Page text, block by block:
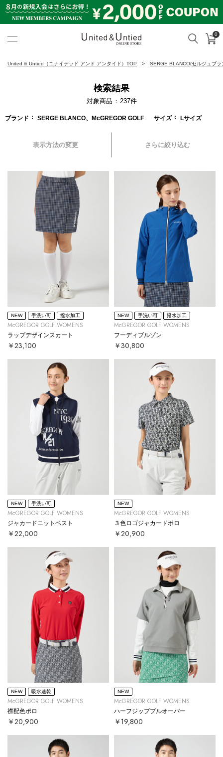
検索 カ
0
United & Untied（ユナイテッド アンド アンタイド）TOP SERGE BLANCO(セルジュブ
検索結果
対象商品 237件
ブランド SERGE BLANCO、McGREGOR GOLF サイズ Lサイズ
表示方法の変更 さらに絞り込む
NEW 手洗い可 撥水加工
McGREGOR GOLF WOMENS
ラップデザインスカート
￥23,100
NEW 手洗い可 撥水加工
McGREGOR GOLF WOMENS
フーディブルゾン
￥30,800
NEW 手洗い可
McGREGOR GOLF WOMENS
ジャカードニットベスト
￥22,000
NEW
McGREGOR GOLF WOMENS
３色ロゴジャカードポロ
￥20,900
NEW 吸水速乾
McGREGOR GOLF WOMENS
襟配色ポロ
￥20,900
NEW
McGREGOR GOLF WOMENS
ハーフジッププルオーバー
￥19,800